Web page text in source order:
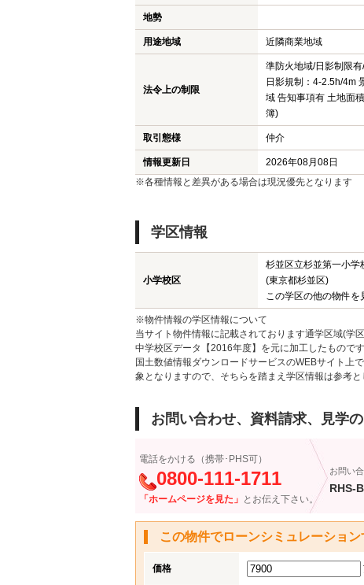
地勢
用途地域 近隣商業地域
法令上の制限
準防火地域/日影制限
日影規制：4-2.5h/4m
域 告知事項有 土地面
簿)
取引態様 仲介
情報更新日 2026年08月08日
※各種情報と差異がある場合は現況優先となります
学区情報
小学校区
杉並区立杉並第一小学
(東京都杉並区)
この学区の他の物件を
※物件情報の学区情報について
当サイト物件情報に記載されております通学区域(学
中学校区データ【2016年度】を元に加工したもので
国土数値情報ダウンロードサービスのWEBサイト上
象となりますので、そちらを踏まえ学区情報は参考と
お問い合わせ、資料請求、見学
電話をかける（携帯･PHS可）
0800-111-1711
「ホームページを見た」 とお伝え下さい。
お問い
RHS-
この物件でローンシミュレーション
価格